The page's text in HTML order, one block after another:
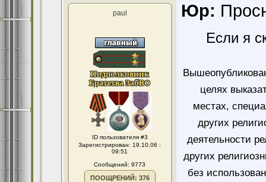
paul
ID пользователя #3
Зарегистрирован: 19.10.06 :
09:51
Сообщений: 9773
ПООЩРЕНИЙ: 376
Юр:
Если я
целях
местах,
других
деятельности
других
без